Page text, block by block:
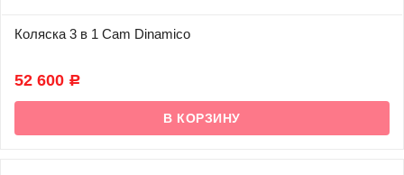
Коляска 3 в 1 Cam Dinamico
52 600 Р